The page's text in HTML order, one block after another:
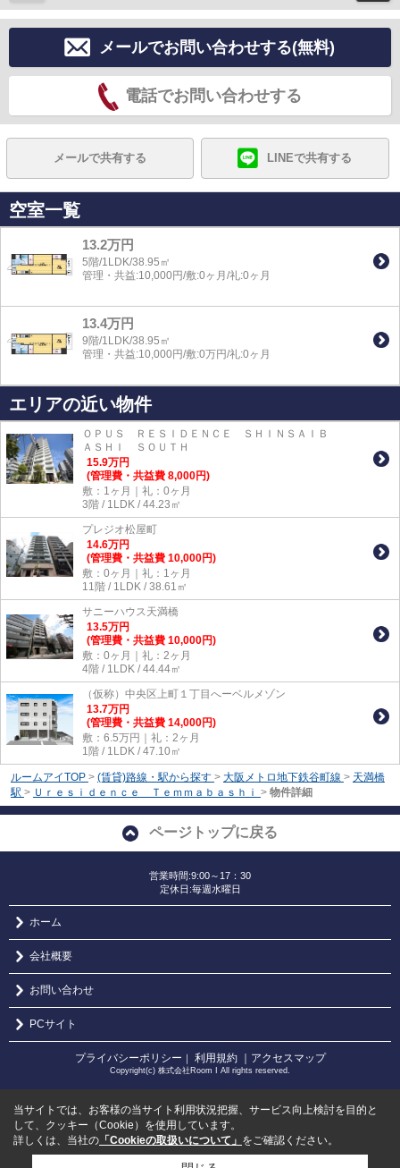
メールでお問い合わせする(無料)
電話でお問い合わせする
メールで共有する LINEで共有する
空室一覧
13.2万円
5階/1LDK/38.95㎡
管理・共益:10,000円/敷:0ヶ月/礼:0ヶ月
13.4万円
9階/1LDK/38.95㎡
管理・共益:10,000円/敷:0万円/礼:0ヶ月
エリアの近い物件
ＯＰＵＳ ＲＥＳＩＤＥＮＣＥ ＳＨＩＮＳＡＩＢ
ＡＳＨＩ ＳＯＵＴＨ
15.9万円
(管理費・共益費 8,000円)
敷：1ヶ月｜礼：0ヶ月
3階 / 1LDK / 44.23㎡
プレジオ松屋町
14.6万円
(管理費・共益費 10,000円)
敷：0ヶ月｜礼：1ヶ月
11階 / 1LDK / 38.61㎡
サニーハウス天満橋
13.5万円
(管理費・共益費 10,000円)
敷：0ヶ月｜礼：2ヶ月
4階 / 1LDK / 44.44㎡
（仮称）中央区上町１丁目へーベルメゾン
13.7万円
(管理費・共益費 14,000円)
敷：6.5万円｜礼：2ヶ月
1階 / 1LDK / 47.10㎡
ルームアイTOP > (賃貸)路線・駅から探す > 大阪メトロ地下鉄谷町線 > 天満橋
駅 > Ｕｒｅｓｉｄｅｎｃｅ Ｔｅｍｍａｂａｓｈｉ > 物件詳細
ページトップに戻る
営業時間:9:00～17：30
定休日:毎週水曜日
ホーム
会社概要
お問い合わせ
PCサイト
プライバシーポリシー ｜ 利用規約 ｜アクセスマップ
Copyright(c) 株式会社Room I All rights reserved.
当サイトでは、お客様の当サイト利用状況把握、サービス向上検討を目的と
して、クッキー（Cookie）を使用しています。
詳しくは、当社の 「Cookieの取扱いについて」 をご確認ください。